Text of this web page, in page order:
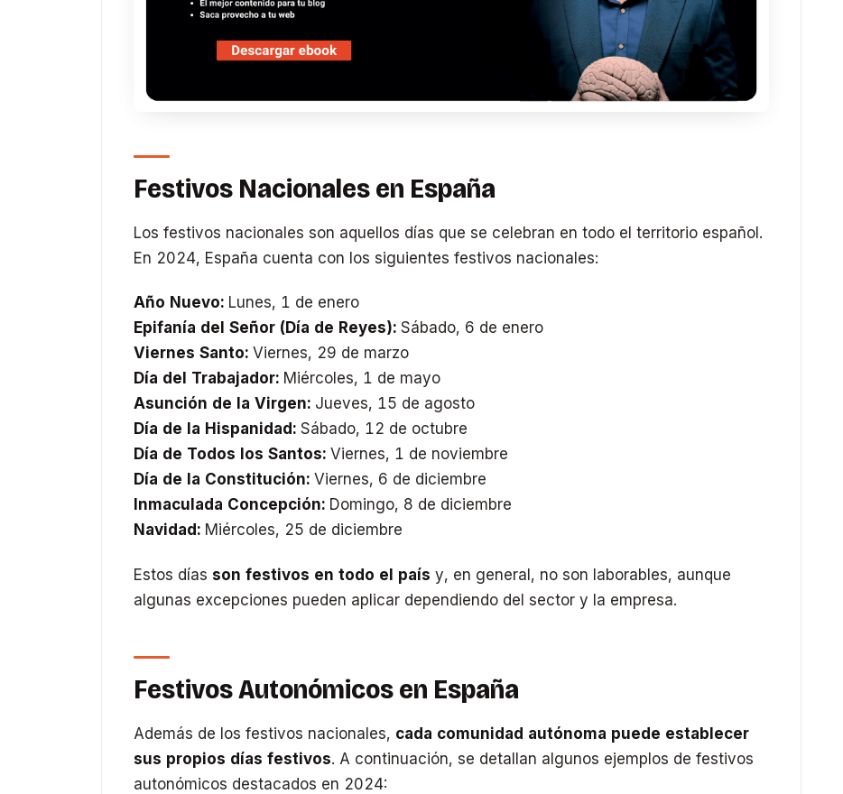
Festivos Nacionales en España
Los festivos nacionales son aquellos días que se celebran en todo el territorio español.
En 2024, España cuenta con los siguientes festivos nacionales:
Año Nuevo: Lunes, 1 de enero
Epifanía del Señor (Día de Reyes): Sábado, 6 de enero
Viernes Santo: Viernes, 29 de marzo
Día del Trabajador: Miércoles, 1 de mayo
Asunción de la Virgen: Jueves, 15 de agosto
Día de la Hispanidad: Sábado, 12 de octubre
Día de Todos los Santos: Viernes, 1 de noviembre
Día de la Constitución: Viernes, 6 de diciembre
Inmaculada Concepción: Domingo, 8 de diciembre
Navidad: Miércoles, 25 de diciembre
Estos díasson festivos en todo el país y, en general, no son laborables, aunque
algunas excepciones pueden aplicar dependiendo del sector y la empresa.
Festivos Autonómicos en España
Además de los festivos nacionales, cada comunidad autónoma puede establecer
sus propios días festivos. A continuación, se detallan algunos ejemplos de festivos
autonómicos destacados en 2024: